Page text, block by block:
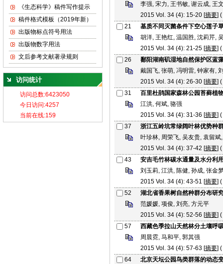
《生态科学》稿件写作提示
稿件格式模板（2019年新）
出版物标点符号用法
出版物数字用法
文后参考文献著录规则
访问统计
李强, 宋力, 王书敏, 谢云成, 王
2015 Vol. 34 (4): 15-20 [摘要] (
21
基质不同灭菌条件下空心莲子
胡洋, 王艳红, 温国胜, 沈莉芹,
2015 Vol. 34 (4): 21-25 [摘要] (
26
鄱阳湖南矶湿地自然保护区蓝
戴国飞, 张萌, 冯明雷, 钟家有,
2015 Vol. 34 (4): 26-30 [摘要] (
31
百里杜鹃国家森林公园苔藓植
江洪, 何斌, 骆强
2015 Vol. 34 (4): 31-36 [摘要] (
37
浙江五岭坑常绿阔叶林优势种
叶珍林, 周荣飞, 吴友贵, 袁留斌
2015 Vol. 34 (4): 37-42 [摘要] (
43
安吉毛竹林碳水通量及水分利
刘玉莉, 江洪, 陈健, 孙成, 张金
2015 Vol. 34 (4): 43-51 [摘要] (
52
湖北省香果树自然种群分布研
范媛媛, 项俊, 刘亮, 方元平
2015 Vol. 34 (4): 52-56 [摘要] (
57
西藏色季拉山天然林分土壤呼
周晨霓, 马和平, 郭其强
2015 Vol. 34 (4): 57-63 [摘要] (
64
北京天坛公园鸟类群落的动态